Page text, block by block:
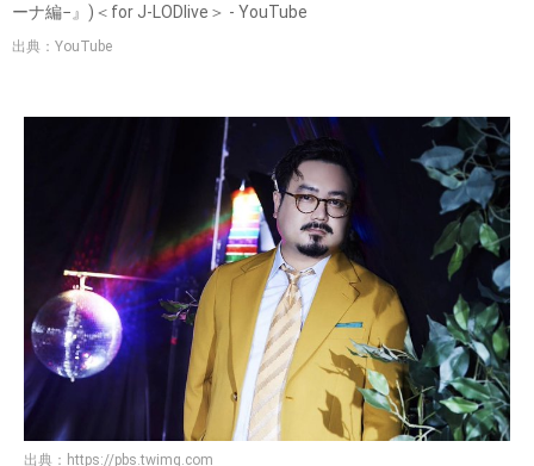
ーナ編−』)＜for J-LODlive＞ - YouTube
出典：YouTube
出典： https://pbs.twimg.com